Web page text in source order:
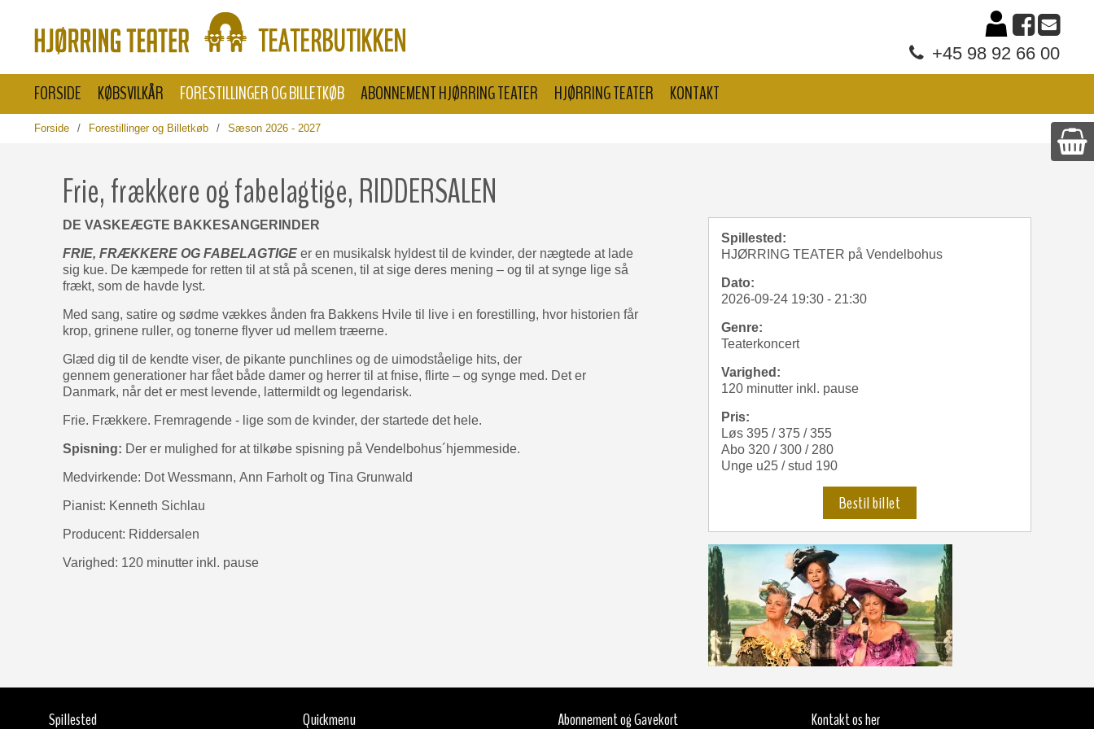
+45 98 92 66 00
FORSIDE KØBSVILKÅR FORESTILLINGER OG BILLETKØB ABONNEMENT HJØRRING TEATER HJØRRING TEATER KONTAKT
Forside / Forestillinger og Billetkøb / Sæson 2026 - 2027
Frie, frækkere og fabelagtige, RIDDERSALEN
DE VASKEÆGTE BAKKESANGERINDER
FRIE, FRÆKKERE OG FABELAGTIGE er en musikalsk hyldest til de kvinder, der nægtede at lade
sig kue. De kæmpede for retten til at stå på scenen, til at sige deres mening – og til at synge lige så
frækt, som de havde lyst.
Med sang, satire og sødme vækkes ånden fra Bakkens Hvile til live i en forestilling, hvor historien får
krop, grinene ruller, og tonerne flyver ud mellem træerne.
Glæd dig til de kendte viser, de pikante punchlines og de uimodståelige hits, der
gennem generationer har fået både damer og herrer til at fnise, flirte – og synge med. Det er
Danmark, når det er mest levende, lattermildt og legendarisk.
Frie. Frækkere. Fremragende - lige som de kvinder, der startede det hele.
Spisning: Der er mulighed for at tilkøbe spisning på Vendelbohus´hjemmeside.
Medvirkende: Dot Wessmann, Ann Farholt og Tina Grunwald
Pianist: Kenneth Sichlau
Producent: Riddersalen
Varighed: 120 minutter inkl. pause
Spillested:
HJØRRING TEATER på Vendelbohus
Dato:
2026-09-24 19:30 - 21:30
Genre:
Teaterkoncert
Varighed:
120 minutter inkl. pause
Pris:
Løs 395 / 375 / 355
Abo 320 / 300 / 280
Unge u25 / stud 190
Bestil billet
Spillested Quickmenu Abonnement og Gavekort Kontakt os her